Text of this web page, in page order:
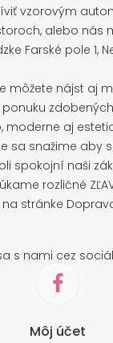
vzorovým
alebo nás
Farské pole 1,
môžete nájst aj
moderne aj
sa snažime aby
spokojní naši
rozličné
stránke
s nami cez
Môj účet